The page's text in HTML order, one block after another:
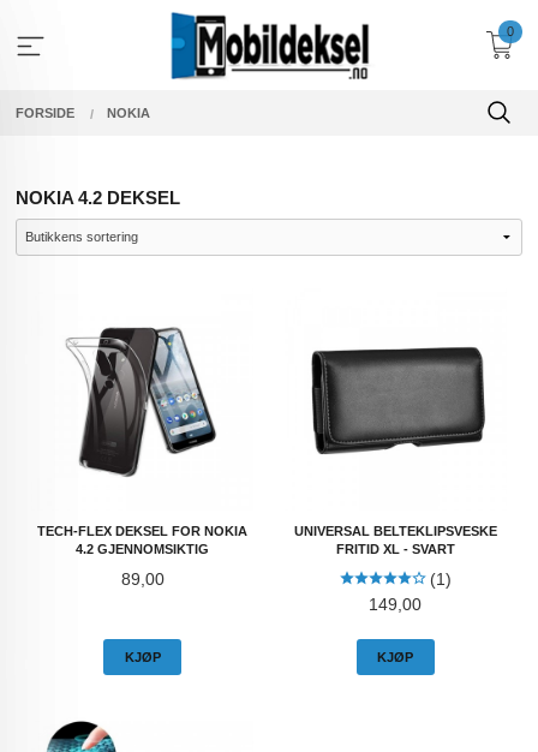
innholdet
0
FORSIDE NOKIA
NOKIA 4.2 DEKSEL
TECH-FLEX DEKSEL FOR NOKIA
4.2 GJENNOMSIKTIG
Pris
89,00
KJØP
UNIVERSAL BELTEKLIPSVESKE
FRITID XL - SVART
(1)
Pris
149,00
KJØP